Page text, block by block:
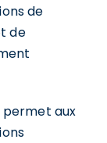
de
de
permet aux